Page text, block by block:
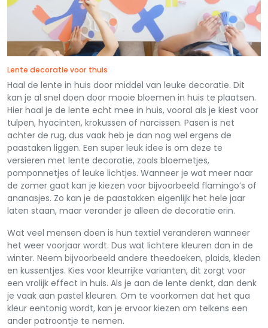
Lente decoratie voor thuis
Haal de lente in huis door middel van leuke decoratie. Dit
kan je al snel doen door mooie bloemen in huis te plaatsen.
Hier haal je de lente echt mee in huis, vooral als je kiest voor
tulpen, hyacinten, krokussen of narcissen. Pasen is net
achter de rug, dus vaak heb je dan nog wel ergens de
paastaken liggen. Een super leuk idee is om deze te
versieren met lente decoratie, zoals bloemetjes,
pomponnetjes of leuke lichtjes. Wanneer je wat meer naar
de zomer gaat kan je kiezen voor bijvoorbeeld flamingo’s of
ananasjes. Zo kan je de paastakken eigenlijk het hele jaar
laten staan, maar verander je alleen de decoratie erin.
Wat veel mensen doen is hun textiel veranderen wanneer
het weer voorjaar wordt. Dus wat lichtere kleuren dan in de
winter. Neem bijvoorbeeld andere theedoeken, plaids, kleden
en kussentjes. Kies voor kleurrijke varianten, dit zorgt voor
een vrolijk effect in huis. Als je aan de lente denkt, dan denk
je vaak aan pastel kleuren. Om te voorkomen dat het qua
kleur eentonig wordt, kan je ervoor kiezen om telkens een
ander patroontje te nemen.